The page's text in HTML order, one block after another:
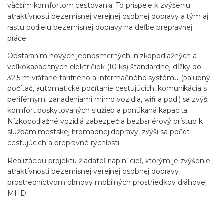
väčším komfortom cestovania. To prispeje k zvýšeniu
atraktívnosti bezemisnej verejnej osobnej dopravy a tým aj
rastu podielu bezemisnej dopravy na deľbe prepravnej
práce.
Obstaraním nových jednosmerných, nízkopodlažných a
veľkokapacitných električiek (10 ks) štandardnej dĺžky do
32,5 m vrátane tarifného a informačného systému (palubný
počítač, automatické počítanie cestujúcich, komunikácia s
periférnymi zariadeniami mimo vozidla, wifi a pod.) sa zvýši
komfort poskytovaných služieb a ponúkaná kapacita.
Nízkopodlažné vozidlá zabezpečia bezbariérový prístup k
službám mestskej hromadnej dopravy, zvýši sa počet
cestujúcich a prepravné rýchlosti.
Realizáciou projektu žiadateľ naplní cieľ, ktorým je zvýšenie
atraktívnosti bezemisnej verejnej osobnej dopravy
prostredníctvom obnovy mobilných prostriedkov dráhovej
MHD.